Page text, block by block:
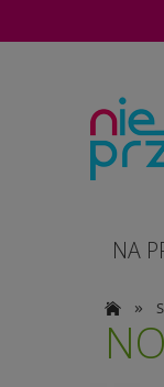
NA
»